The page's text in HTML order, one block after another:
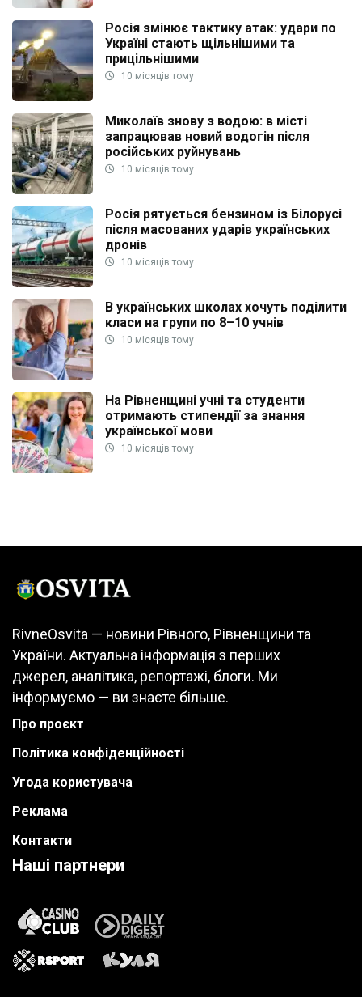
Росія змінює тактику атак: удари по
Україні стають щільнішими та
прицільнішими
10 місяців тому
Миколаїв знову з водою: в місті
запрацював новий водогін після
російських руйнувань
10 місяців тому
Росія рятується бензином із Білорусі
після масованих ударів українських
дронів
10 місяців тому
В українських школах хочуть поділити
класи на групи по 8–10 учнів
10 місяців тому
На Рівненщині учні та студенти
отримають стипендії за знання
української мови
10 місяців тому
RivneOsvita — новини Рівного, Рівненщини та
України. Актуальна інформація з перших
джерел, аналітика, репортажі, блоги. Ми
інформуємо — ви знаєте більше.
Про проєкт
Політика конфіденційності
Угода користувача
Реклама
Контакти
Наші партнери